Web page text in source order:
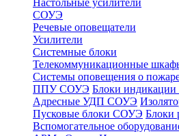
Настольные усилители
СОУЭ
Речевые оповещатели
Усилители
Системные блоки
Телекоммуникационные
Системы оповещения о
ППУ СОУЭ Блоки индикации
Адресные УДП СОУЭ
Пусковые блоки СОУЭ Блоки
Вспомогательное